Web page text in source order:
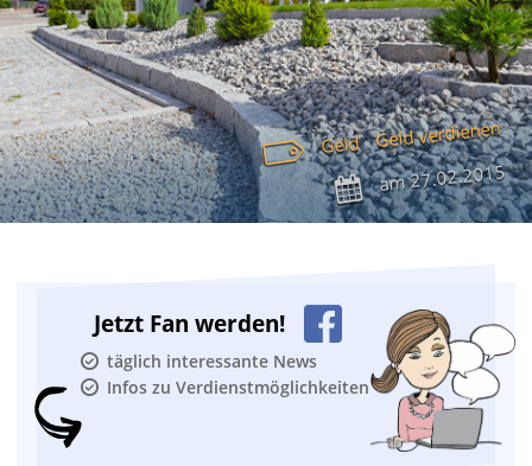
Geld Geld verdienen
am27.02.2015
Jetzt Fan werden!
täglich interessante News
Infos zu Verdienstmöglichkeiten